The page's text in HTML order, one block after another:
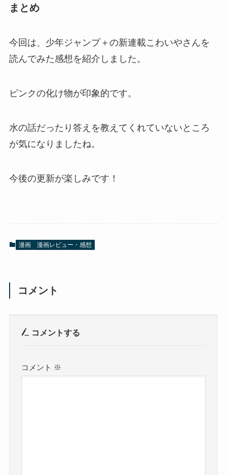
まとめ
今回は、少年ジャンプ＋の新連載こわいやさんを
読んでみた感想を紹介しました。
ピンクの化け物が印象的です。
水の話だったり答えを教えてくれていないところ
が気になりましたね。
今後の更新が楽しみです！
漫画 漫画レビュー・感想
コメント
コメントする
コメント ※